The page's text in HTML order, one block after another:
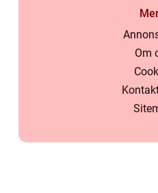
Om